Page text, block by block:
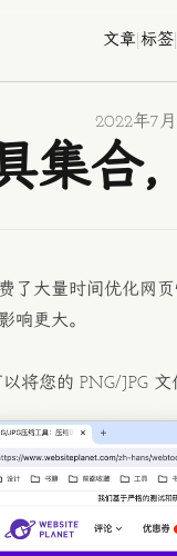
文章 标签|
2022年7
集合
了大量时间优化网
响更大。
以将您的 PNG/JPG